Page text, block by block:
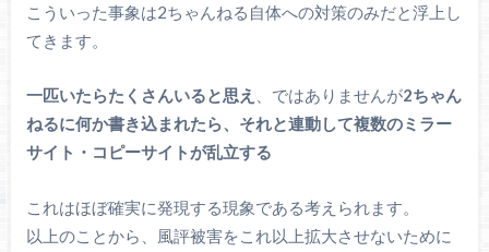
こういった事象は2ちゃんねる自体への対策のみだと浮上し
てきます。
一匹いたらたくさんいると思え 、ではありませんが2ちゃん
ねるに何か書き込まれたら、それと連動して複数のミラー
サイト・コピーサイトが乱立する
これはほぼ確実に発現する現象である考えられます。
以上のことから、風評被害をこれ以上拡大させないために